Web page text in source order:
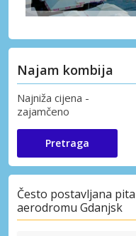
Najam kombija
Najniža cijena -
zajamčeno
Pretraga
Često postavljana
aerodromu Gdanjsk